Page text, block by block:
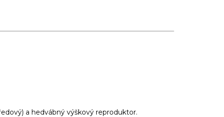
a hedvábný výškový reproduktor.